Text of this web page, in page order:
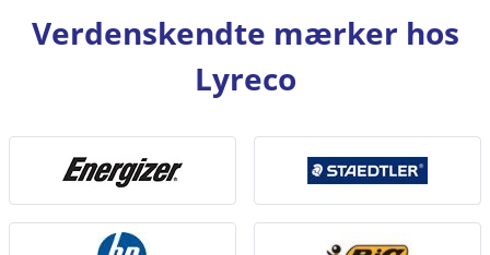
Verdenskendte mærker hos
Lyreco